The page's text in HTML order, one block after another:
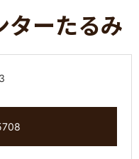
ターたるみ